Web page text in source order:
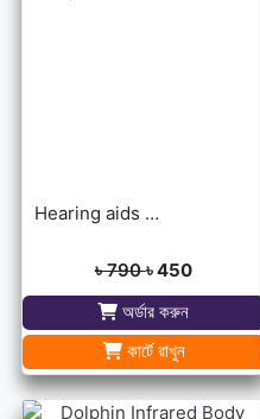
Hearing aids may help improve brain function
৳ 790৳ 450
অর্ডার করুন
কার্টে রাখুন